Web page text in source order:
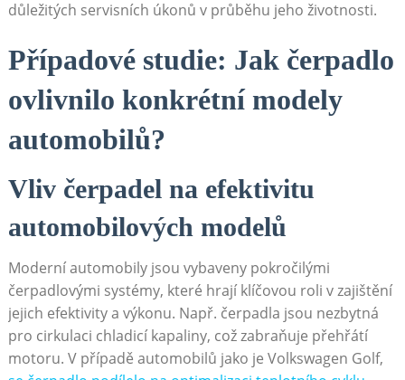
důležitých ​servisních ‌úkonů‌ v průběhu jeho životnosti.
Případové studie: Jak ‍čerpadlo
ovlivnilo konkrétní modely
automobilů?
Vliv čerpadel na ⁣efektivitu
automobilových modelů
Moderní automobily⁤ jsou vybaveny pokročilými
čerpadlovými systémy, které ‍hrají klíčovou roli​ v zajištění
jejich efektivity a výkonu. Např. čerpadla⁢ jsou⁢ nezbytná
pro cirkulaci chladicí kapaliny, což zabraňuje ‍přehřátí
motoru. V případě ​automobilů jako​ je Volkswagen Golf,